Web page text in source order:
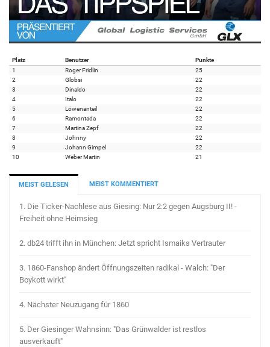
Platz Benutzer
Punkte
1
Roger Fridlin
25
2
Globsi
22
3
Dinaldo
22
4
Italo
22
5
Löwenanteil
22
6
Ramontada
22
7
Martina Zepf
22
8
Johnny
22
9
Johann Gimpel
22
10
Weber Martin 21
MEIST GELESEN MEIST KOMMENTIERT
1. Die Ticker-Nachlese aus Giesing: Nur 2:2 gegen Augsburg II! -
Freiheit ohne Heimsieg
2. db24 trifft ihn in München: Jetzt spricht Ismaiks Vertrauter
3. 1860-Fanshop ändert Öffnungszeiten radikal - Walch: "Der
Boykott wirkt"
4. Nächster Neuzugang für 1860
5. Der Giesinger Wahnsinn: "Das Grünwalder ist restlos
ausverkauft"